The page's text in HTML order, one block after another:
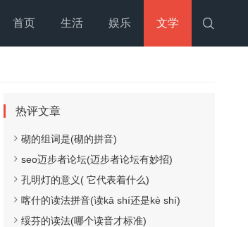

首页 生活 娱乐 文学
热评文章
砌的组词是(砌的拼音)
seo迈步者论坛(迈步者论坛有妙招)
孔明灯的意义( 它代表着什么)
喀什的读法拼音(读kā shí还是kè shí)
绥芬的读法(哪个读音才标准)